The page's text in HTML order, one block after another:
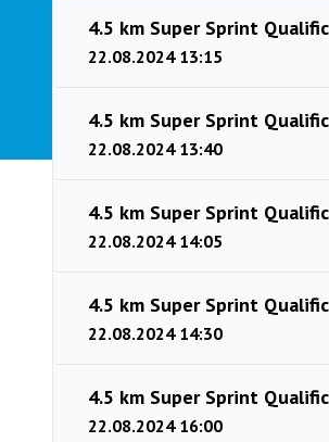
4.5 km Super Sprint
22.08.2024 13:15
4.5 km Super Sprint
22.08.2024 13:40
4.5 km Super Sprint
22.08.2024 14:05
4.5 km Super Sprint
22.08.2024 14:30
4.5 km Super Sprint
22.08.2024 16:00